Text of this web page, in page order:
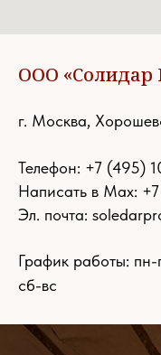
ООО «Солидар
г. Москва,
Телефон: +7 (495)
Написать в Max:
Эл. почта:
График работы:
сб-вс